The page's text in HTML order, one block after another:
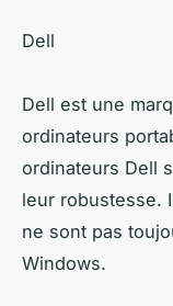
Dell
Dell est une
ordinateurs
ordinateurs Dell
leur robustesse.
ne sont pas
Windows.